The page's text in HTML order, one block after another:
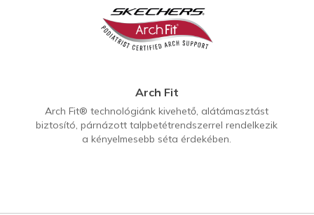
Arch Fit
Arch Fit® technológiánk kivehető, alátámasztást
biztosító, párnázott talpbetétrendszerrel rendelkezik
a kényelmesebb séta érdekében.